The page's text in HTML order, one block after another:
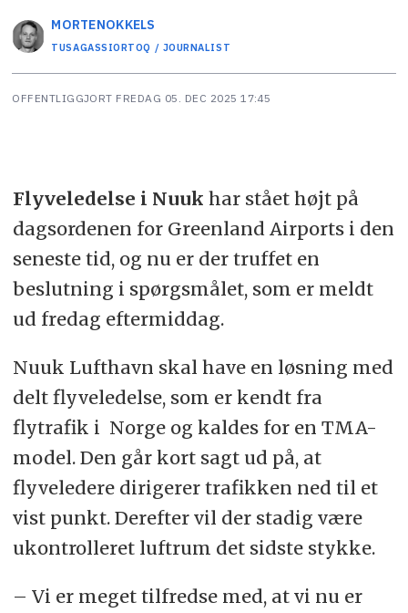
MORTENOKKELS
TUSAGASSIORTOQ / JOURNALIST
OFFENTLIGGJORT FREDAG 05. DEC 2025 17:45
Flyveledelse i Nuuk har stået højt på
dagsordenen for Greenland Airports i den
seneste tid, og nu er der truffet en
beslutning i spørgsmålet, som er meldt
ud fredag eftermiddag.
Nuuk Lufthavn skal have en løsning med
delt flyveledelse, som er kendt fra
flytrafik i Norge og kaldes for en TMA-
model. Den går kort sagt ud på, at
flyveledere dirigerer trafikken ned til et
vist punkt. Derefter vil der stadig være
ukontrolleret luftrum det sidste stykke.
– Vi er meget tilfredse med, at vi nu er